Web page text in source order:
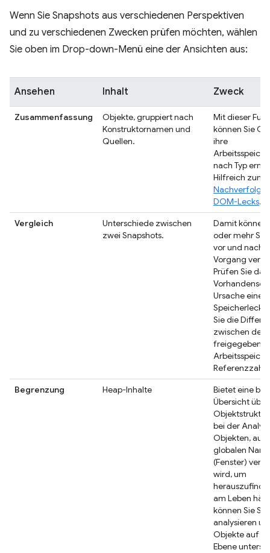
Wenn Sie Snapshots aus verschiedenen Perspektiven
und zu verschiedenen Zwecken prüfen möchten, wählen
Sie oben im Drop-down-Menü eine der Ansichten aus:
Ansehen Inhalt Zweck
Zusammenfassung
Objekte, gruppiert nach
Konstruktornamen und
Quellen.
Mit dieser
können Sie
ihre
nach Typ
Hilfreich zum
DOM-Lecks.
Vergleich
Unterschiede zwischen
zwei Snapshots.
Damit können
oder mehr
vor und nach
Vorgang
Prüfen Sie das
Ursache eines
Sie die
zwischen dem
Referenzzahl
Begrenzung
Heap-Inhalte
Bietet eine
Übersicht
bei der
Objekten, auf
globalen
(Fenster)
wird, um
am Leben
können Sie
analysieren
Objekte auf
Ebene